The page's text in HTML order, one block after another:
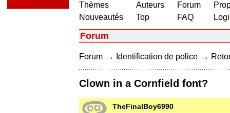
Thèmes
Nouveautés
Auteurs
Top
Forum
FAQ
Forum
Forum → Identification de police →
Clown in a Cornfield font?
TheFinalBoy6990